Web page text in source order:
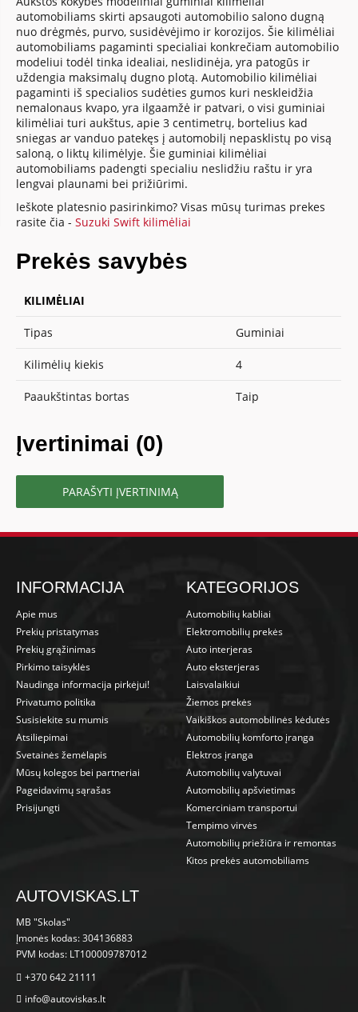
automobiliams skirti apsaugoti automobilio salono dugną
nuo drėgmės, purvo, susidėvėjimo ir korozijos. Šie kilimėliai
automobiliams pagaminti specialiai konkrečiam automobilio
modeliui todėl tinka idealiai, neslidinėja, yra patogūs ir
uždengia maksimalų dugno plotą. Automobilio kilimėliai
pagaminti iš specialios sudėties gumos kuri neskleidžia
nemalonaus kvapo, yra ilgaamžė ir patvari, o visi guminiai
kilimėliai turi aukštus, apie 3 centimetrų, bortelius kad
sniegas ar vanduo patekęs į automobilį nepasklistų po visą
saloną, o liktų kilimėlyje. Šie guminiai kilimėliai
automobiliams padengti specialiu neslidžiu raštu ir yra
lengvai plaunami bei prižiūrimi.
Ieškote platesnio pasirinkimo? Visas mūsų turimas prekes
rasite čia -Suzuki Swift kilimėliai
Prekės savybės
KILIMĖLIAI
Tipas Guminiai
Kilimėlių kiekis 4
Paaukštintas bortas Taip
Įvertinimai (0)
PARAŠYTI ĮVERTINIMĄ
INFORMACIJA
Apie mus
Prekių pristatymas
Prekių grąžinimas
Pirkimo taisyklės
Naudinga informacija pirkėjui!
Privatumo politika
Susisiekite su mumis
Atsiliepimai
Svetainės žemėlapis
Mūsų kolegos bei partneriai
Pageidavimų sąrašas
Prisijungti
KATEGORIJOS
Automobilių kabliai
Elektromobilių prekės
Auto interjeras
Auto eksterjeras
Laisvalaikiui
Žiemos prekės
Vaikiškos automobilinės kėdutės
Automobilių komforto įranga
Elektros įranga
Automobilių valytuvai
Automobilių apšvietimas
Komerciniam transportui
Tempimo virvės
Automobilių priežiūra ir remontas
Kitos prekės automobiliams
AUTOVISKAS.LT
MB "Skolas"
Įmonės kodas: 304136883
PVM kodas: LT100009787012
+370 642 21111
info@autoviskas.lt